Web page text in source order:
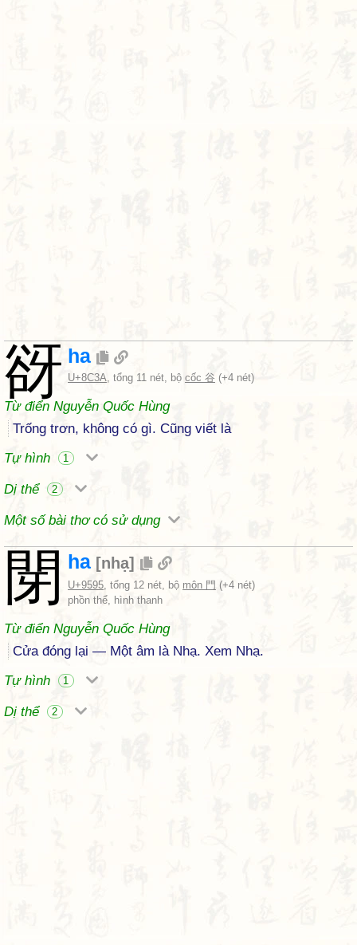
谺 ha
U+8C3A, tổng 11 nét, bộ cốc 谷 (+4 nét)
Từ điển Nguyễn Quốc Hùng
Trống trơn, không có gì. Cũng viết là
Tự hình
1
Dị thể 2
Một số bài thơ có sử dụng
閕 ha [nhạ]
U+9595, tổng 12 nét, bộ môn 門 (+4 nét)
phồn thể, hình thanh
Từ điển Nguyễn Quốc Hùng
Cửa đóng lại — Một âm là Nhạ. Xem Nhạ.
Tự hình
1
Dị thể 2